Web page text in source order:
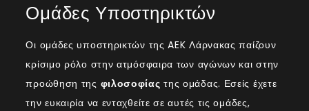
Ομάδες Υποστηρικτών
Οι ομάδες υποστηρικτών της AEK Λάρνακας παίζουν
κρίσιμο ρόλο στην ατμόσφαιρα των αγώνων και στην
προώθηση της φιλοσοφίας της ομάδας. Εσείς έχετε
την ευκαιρία να ενταχθείτε σε αυτές τις ομάδες,